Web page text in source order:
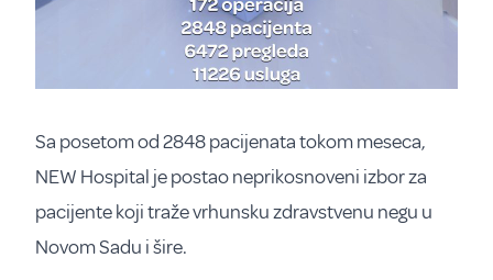
Sa posetom od 2848 pacijenata tokom meseca,
NEW Hospital je postao neprikosnoveni izbor za
pacijente koji traže vrhunsku zdravstvenu negu u
Novom Sadu i šire.